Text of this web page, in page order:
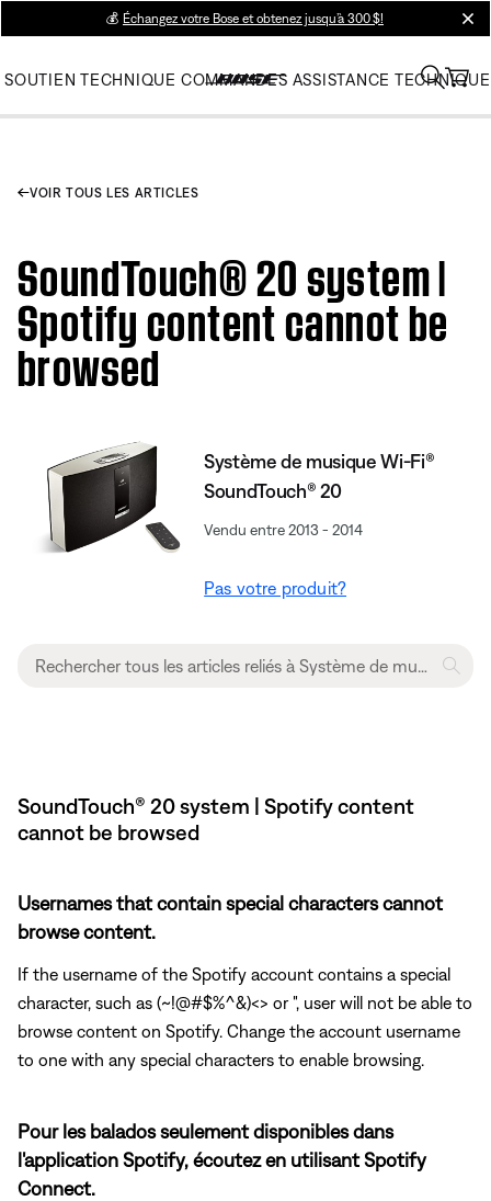
💰 Échangez votre Bose et obtenez jusqu’à 300 $!
SOUTIEN TECHNIQUE COMMANDES ASSISTANCE TECHNIQUE
VOIR TOUS LES ARTICLES
SoundTouch® 20 system |
Spotify content cannot be
browsed
Système de musique Wi-Fi®
SoundTouch® 20
Vendu entre 2013 - 2014
Pas votre produit?
SoundTouch® 20 system | Spotify content
cannot be browsed
Usernames that contain special characters cannot
browse content.
If the username of the Spotify account contains a special
character, such as (~!@#$%^&)<> or ", user will not be able to
browse content on Spotify. Change the account username
to one with any special characters to enable browsing.
Pour les balados seulement disponibles dans
l'application Spotify, écoutez en utilisant Spotify
Connect.